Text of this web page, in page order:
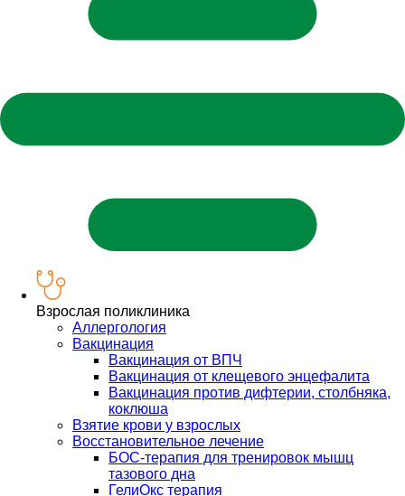
Взрослая поликлиника
Аллергология
Вакцинация
Вакцинация от ВПЧ
Вакцинация от клещевого энцефалита
Вакцинация против дифтерии, столбняка,
коклюша
Взятие крови у взрослых
Восстановительное лечение
БОС-терапия для тренировок мышц
тазового дна
ГелиОкс терапия